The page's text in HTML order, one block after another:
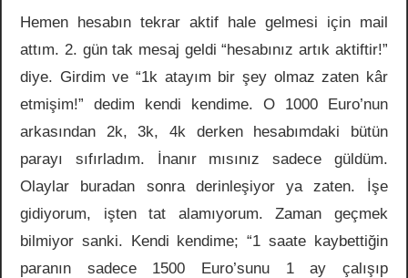
Hemen hesabın tekrar aktif hale gelmesi için mail
attım. 2. gün tak mesaj geldi “hesabınız artık aktiftir!”
diye. Girdim ve “1k atayım bir şey olmaz zaten kâr
etmişim!” dedim kendi kendime. O 1000 Euro’nun
arkasından 2k, 3k, 4k derken hesabımdaki bütün
parayı sıfırladım. İnanır mısınız sadece güldüm.
Olaylar buradan sonra derinleşiyor ya zaten. İşe
gidiyorum, işten tat alamıyorum. Zaman geçmek
bilmiyor sanki. Kendi kendime; “1 saate kaybettiğin
paranın sadece 1500 Euro’sunu 1 ay çalışıp